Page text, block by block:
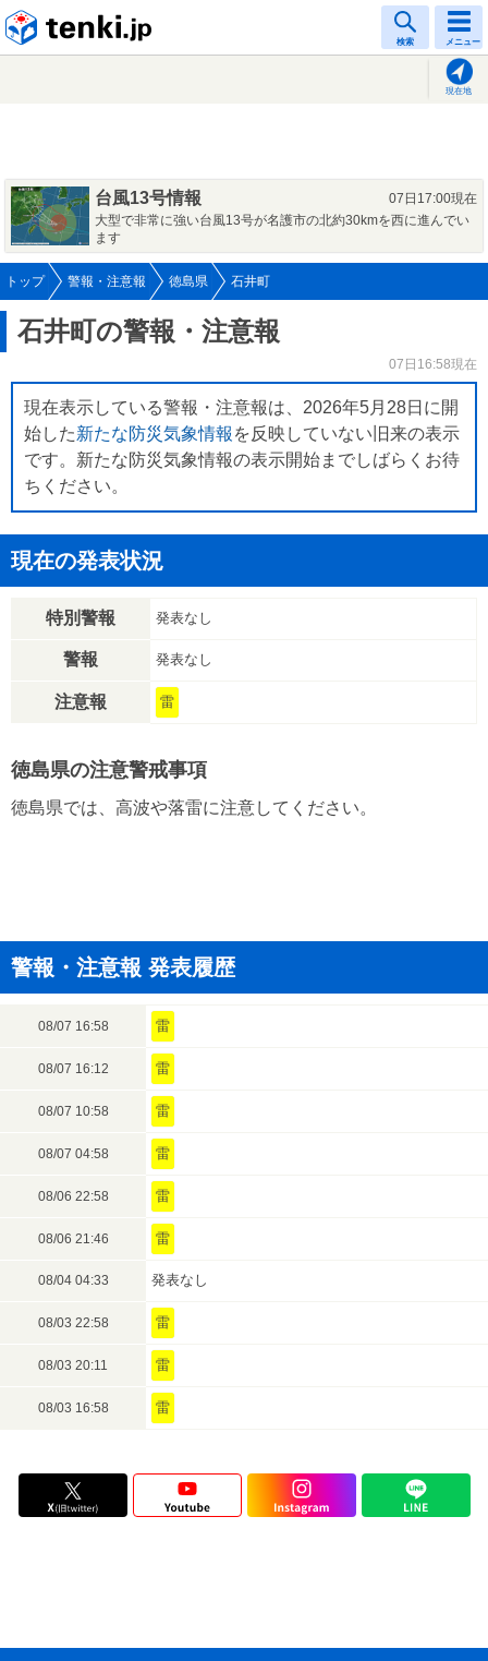
検索 メニュー
現在地
台風13号情報
07日17:00現在
大型で非常に強い台風13号が名護市の北約30kmを西に進んでい
ます
トップ 警報・注意報 徳島県 石井町
石井町の警報・注意報
07日16:58現在
現在表示している警報・注意報は、2026年5月28日に開
始した新たな防災気象情報 を反映していない旧来の表示
です。新たな防災気象情報の表示開始までしばらくお待
ちください。
現在の発表状況
特別警報 発表なし
警報 発表なし
注意報 雷
徳島県の注意警戒事項
徳島県では、高波や落雷に注意してください。
警報・注意報 発表履歴
08/07 16:58 雷
08/07 16:12 雷
08/07 10:58 雷
08/07 04:58 雷
08/06 22:58 雷
08/06 21:46 雷
08/04 04:33 発表なし
08/03 22:58 雷
08/03 20:11 雷
08/03 16:58 雷